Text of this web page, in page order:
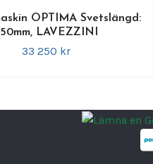
OPTIMA Svetslängd:
LAVEZZINI
33 250 kr